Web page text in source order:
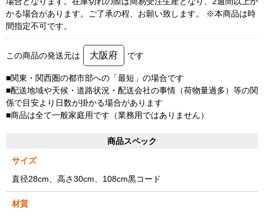
かる場合があります。ご了承の程、お願い致します。 ※本商品は時
間指定不可です。
この商品の発送元は 大阪府 です
■関東・関西圏の都市部への「最短」の場合です
■配送地域や天候・道路状況・配送会社の事情（荷物量過多）等の関
係で目安より日数が掛かる場合があります
■商品は全て一般家庭用です（業務用ではありません）
商品スペック
サイズ
直径28cm、高さ30cm、108cm黒コード
材質